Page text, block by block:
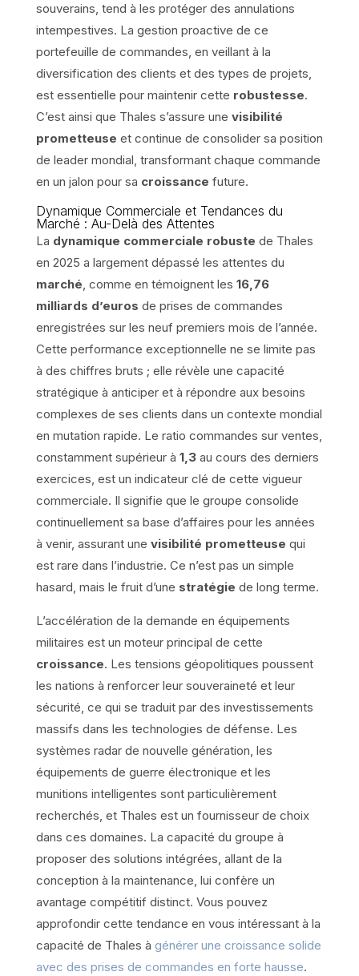
souverains, tend à les protéger des annulations
intempestives. La gestion proactive de ce
portefeuille de commandes, en veillant à la
diversification des clients et des types de projets,
est essentielle pour maintenir cette robustesse.
C’est ainsi que Thales s’assure une visibilité
prometteuse et continue de consolider sa position
de leader mondial, transformant chaque commande
en un jalon pour sa croissance future.
Dynamique Commerciale et Tendances du
Marché : Au-Delà des Attentes
La dynamique commerciale robuste de Thales
en 2025 a largement dépassé les attentes du
marché, comme en témoignent les 16,76
milliards d’euros de prises de commandes
enregistrées sur les neuf premiers mois de l’année.
Cette performance exceptionnelle ne se limite pas
à des chiffres bruts ; elle révèle une capacité
stratégique à anticiper et à répondre aux besoins
complexes de ses clients dans un contexte mondial
en mutation rapide. Le ratio commandes sur ventes,
constamment supérieur à 1,3au cours des derniers
exercices, est un indicateur clé de cette vigueur
commerciale. Il signifie que le groupe consolide
continuellement sa base d’affaires pour les années
à venir, assurant une visibilité prometteuse qui
est rare dans l’industrie. Ce n’est pas un simple
hasard, mais le fruit d’une stratégie de long terme.
L’accélération de la demande en équipements
militaires est un moteur principal de cette
croissance. Les tensions géopolitiques poussent
les nations à renforcer leur souveraineté et leur
sécurité, ce qui se traduit par des investissements
massifs dans les technologies de défense. Les
systèmes radar de nouvelle génération, les
équipements de guerre électronique et les
munitions intelligentes sont particulièrement
recherchés, et Thales est un fournisseur de choix
dans ces domaines. La capacité du groupe à
proposer des solutions intégrées, allant de la
conception à la maintenance, lui confère un
avantage compétitif distinct. Vous pouvez
approfondir cette tendance en vous intéressant à la
capacité de Thales à générer une croissance solide
avec des prises de commandes en forte hausse.